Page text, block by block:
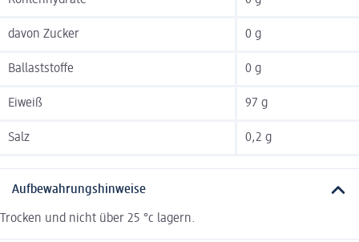
davon Zucker 0 g
Ballaststoffe 0 g
Eiweiß 97 g
Salz 0,2 g
Aufbewahrungshinweise
Trocken und nicht über 25 °c lagern.